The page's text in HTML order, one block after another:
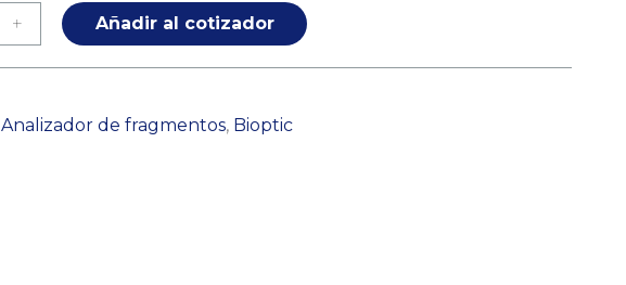
Añadir al cotizador
Analizador de fragmentos, Bioptic